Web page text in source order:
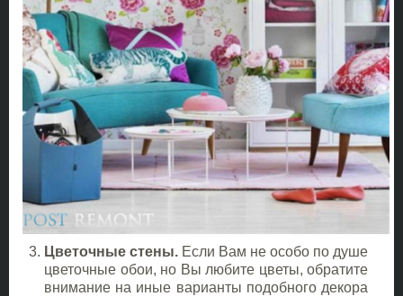
Цветочные стены. Если Вам не особо по душе
цветочные обои, но Вы любите цветы, обратите
внимание на иные варианты подобного декора